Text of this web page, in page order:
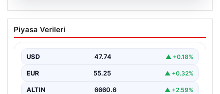
08.08.2026
Yüksek Maliyetin Çalınması Ters
Kelepçeyle Son Buldu
soygun olayı, polis ekiplerinin üstün çabasıyla
sonuçlandı.…
Piyasa Verileri
USD 47.74 ▲ +0.18%
EUR 55.25 ▲ +0.32%
ALTIN 6660.6 ▲ +2.59%